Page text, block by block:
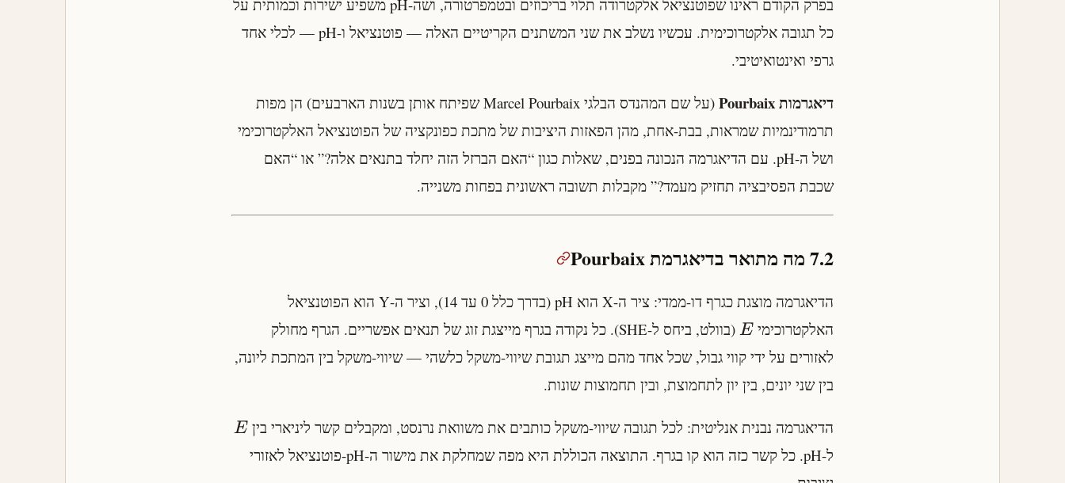
בפרק הקודם ראינו שפוטנציאל אלקטרודה תלוי בריכוזים ובטמפרטורה, ושה-pH משפיע ישירות וכמותית על
כל תגובה אלקטרוכימית. עכשיו נשלב את שני המשתנים הקריטיים האלה — פוטנציאל ו-pH — לכלי אחד
גרפי ואינטואיטיבי.
דיאגרמות Pourbaix
(על שם המהנדס הבלגי Marcel Pourbaix שפיתח אותן בשנות הארבעים) הן מפות
תרמודינמיות שמראות, בבת-אחת, מהן הפאזות היציבות של מתכת כפונקציה של הפוטנציאל האלקטרוכימי
ושל ה-pH. עם הדיאגרמה הנכונה בפנים, שאלות כגון “האם הברזל הזה יחלד בתנאים אלה?” או “האם
שכבת הפסיבציה תחזיק מעמד?” מקבלות תשובה ראשונית בפחות משנייה.
7.2 מה מתואר בדיאגרמת Pourbaix
הדיאגרמה מוצגת כגרף דו-ממדי: ציר ה-X הוא pH (בדרך כלל 0 עד 14), וציר ה-Y הוא הפוטנציאל
האלקטרוכימיE
(בוולט, ביחס ל-SHE). כל נקודה בגרף מייצגת זוג של תנאים אפשריים. הגרף מחולק
לאזורים על ידי קווי גבול, שכל אחד מהם מייצג תגובת שיווי-משקל כלשהי — שיווי-משקל בין המתכת ליונה,
בין שני יונים, בין יון לתחמוצת, ובין תחמוצות שונות.
הדיאגרמה נבנית אנליטית: לכל תגובה שיווי-משקל כותבים את משוואת נרנסט, ומקבלים קשר ליניארי ביןE
ל-pH. כל קשר כזה הוא קו בגרף. התוצאה הכוללת היא מפה שמחלקת את מישור ה-pH-פוטנציאל לאזורי